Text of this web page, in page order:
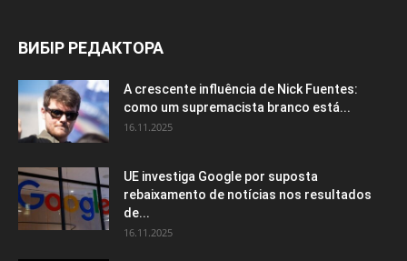
ВИБІР РЕДАКТОРА
A crescente influência de Nick Fuentes:
como um supremacista branco está...
16.11.2025
UE investiga Google por suposta
rebaixamento de notícias nos resultados
de...
16.11.2025